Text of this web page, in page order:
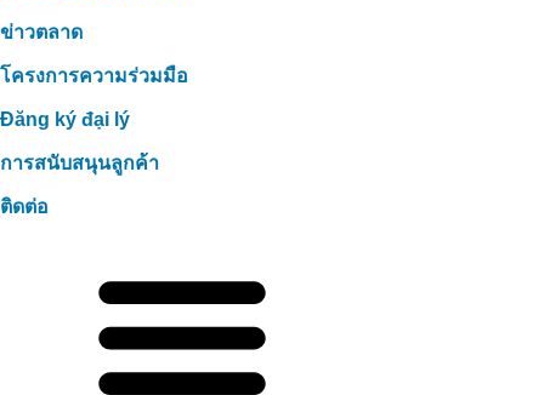
ข่าวตลาด
โครงการความร่วมมือ
Đăng ký đại lý
การสนับสนุนลูกค้า
ติดต่อ